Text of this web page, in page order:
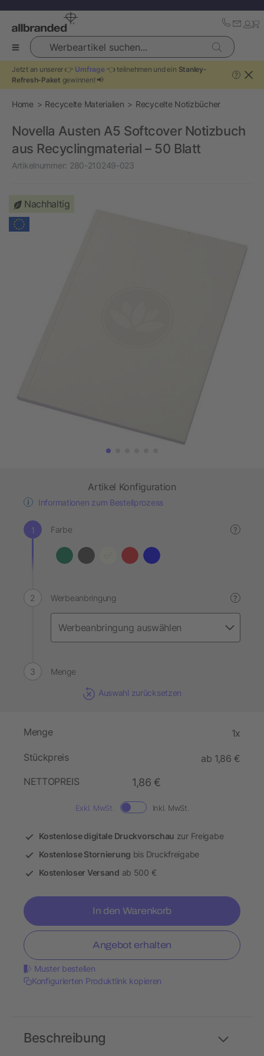
Werbeartikel suchen...
Jetzt an unserer 👉 Umfrage👈 teilnehmen und ein Stanley-
Refresh-Paket gewinnen! 📢
?
Home Recycelte Materialien Recycelte Notizbücher
Novella Austen A5 Softcover Notizbuch
aus Recyclingmaterial – 50 Blatt
Artikelnummer: 280-210249-023
Nachhaltig
Artikel Konfiguration
Informationen zum Bestellprozess
Farbe ?
Werbeanbringung ?
Menge
Auswahl zurücksetzen
Menge 1x
Stückpreis
ab 1,86 €
NETTOPREIS
1,86 €
Exkl. MwSt. Inkl. MwSt.
Kostenlose digitale Druckvorschau zur Freigabe
Kostenlose Stornierung bis Druckfreigabe
Kostenloser Versand ab 500 €
In den Warenkorb
Angebot erhalten
Muster bestellen
Konfigurierten Produktlink kopieren
Beschreibung